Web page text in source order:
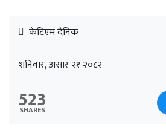
केटिएम दैनिक
शनिवार, असार २१ २०८२
523
SHARES